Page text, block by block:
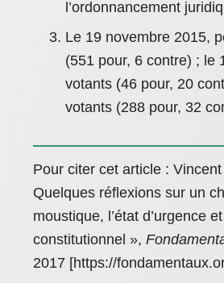
l’ordonnancement
Le 19 novembre 2015,
(551 pour, 6 contre) ; le
votants (46 pour, 20
votants (288 pour, 32
Pour citer cet article :
Quelques réflexions sur un
moustique, l’état d’urgence
constitutionnel »,
2017 [https://